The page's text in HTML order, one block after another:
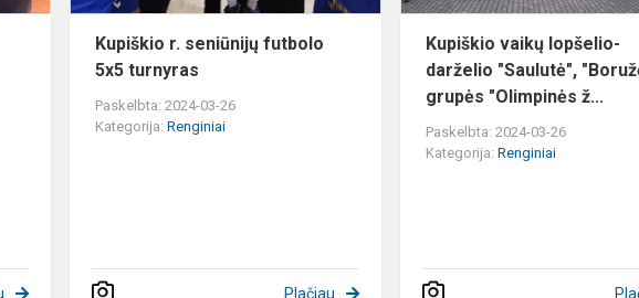
Kupiškio r. seniūnijų futbolo
5x5 turnyras
Paskelbta: 2024-03-26
Kategorija:Renginiai
Plačiau
Kupiškio vaikų lopšelio-
darželio "Saulutė",
grupės "Olimpinės ž...
Paskelbta: 2024-03-26
Kategorija:Renginiai